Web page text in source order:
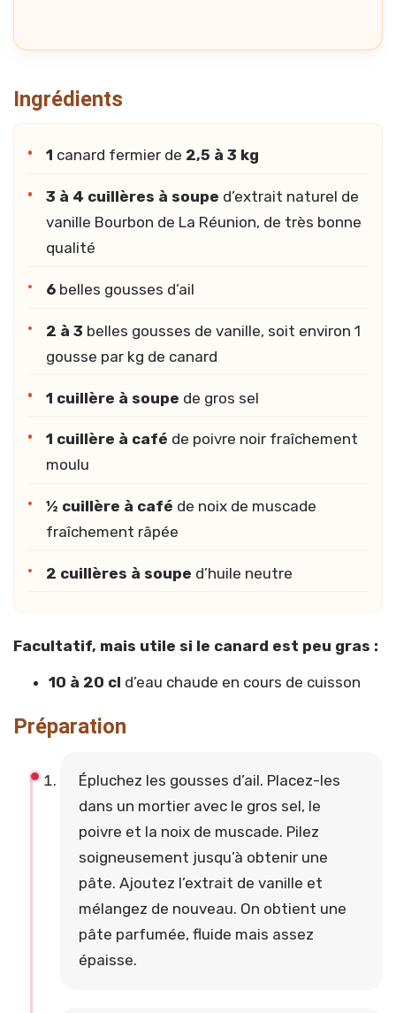
Ingrédients
1 canard fermier de 2,5 à 3 kg
3 à 4 cuillères à soupe d’extrait naturel de
vanille Bourbon de La Réunion, de très bonne
qualité
6 belles gousses d’ail
2 à 3 belles gousses de vanille, soit environ 1
gousse par kg de canard
1 cuillère à soupe de gros sel
1 cuillère à café de poivre noir fraîchement
moulu
½ cuillère à café de noix de muscade
fraîchement râpée
2 cuillères à soupe d’huile neutre
Facultatif, mais utile si le canard est peu gras :
10 à 20 cl d’eau chaude en cours de cuisson
Préparation
Épluchez les gousses d’ail. Placez-les
dans un mortier avec le gros sel, le
poivre et la noix de muscade. Pilez
soigneusement jusqu’à obtenir une
pâte. Ajoutez l’extrait de vanille et
mélangez de nouveau. On obtient une
pâte parfumée, fluide mais assez
épaisse.